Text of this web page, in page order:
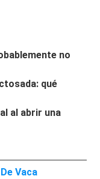
no
qué
al abrir una
Vaca